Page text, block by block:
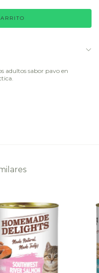
adultos sabor pavo en